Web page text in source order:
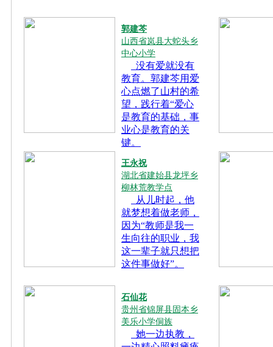
郭建芩
山西省岚县大蛇头乡
中心小学
没有爱就没有
教育。郭建芩用爱
心点燃了山村的希
望，践行着“爱心
是教育的基础，事
业心是教育的关
键。
王永祝
湖北省建始县龙坪乡
柳林荒教学点
从儿时起，他
就梦想着做老师，
因为“教师是我一
生向往的职业，我
这一辈子就只想把
这件事做好”。
石仙花
贵州省锦屏县固本乡
美乐小学侗族
她一边执教，